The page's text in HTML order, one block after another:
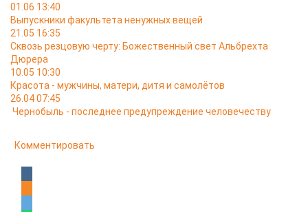
01.06 13:40
Выпускники факультета ненужных вещей
21.05 16:35
Сквозь резцовую черту: Божественный свет Альбрехта
Дюрера
10.05 10:30
Красота - мужчины, матери, дитя и самолётов
26.04 07:45
Чернобыль - последнее предупреждение человечеству
Комментировать